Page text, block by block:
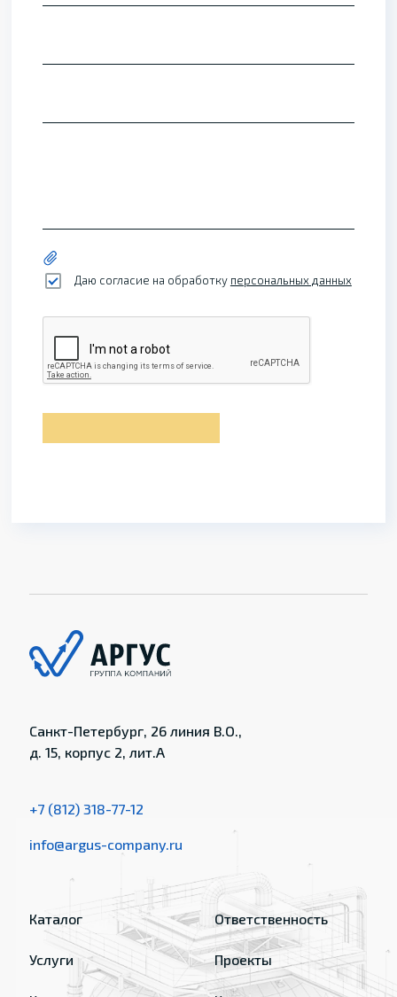
Даю согласие на обработку персональных данных
Санкт-Петербург, 26 линия В.О.,
д. 15, корпус 2, лит.А
+7 (812) 318-77-12
info@argus-company.ru
Каталог
Услуги
Ответственность
Проекты